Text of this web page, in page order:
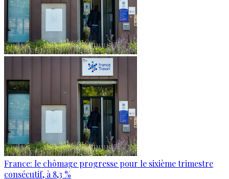
France: le chômage progresse pour le sixième trimestre
consécutif, à 8,3 %